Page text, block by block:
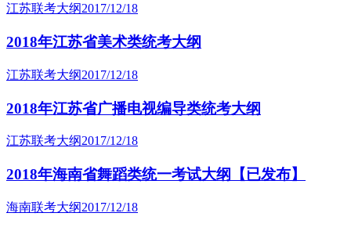
江苏联考大纲2017/12/18
2018年江苏省美术类统考大纲
江苏联考大纲2017/12/18
2018年江苏省广播电视编导类统考大纲
江苏联考大纲2017/12/18
2018年海南省舞蹈类统一考试大纲【已发布】
海南联考大纲2017/12/18